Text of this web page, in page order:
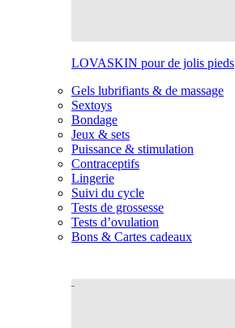
LOVASKIN pour de jolis pieds
Gels lubrifiants & de massage
Sextoys
Bondage
Jeux & sets
Puissance & stimulation
Contraceptifs
Lingerie
Suivi du cycle
Tests de grossesse
Tests d’ovulation
Bons & Cartes cadeaux